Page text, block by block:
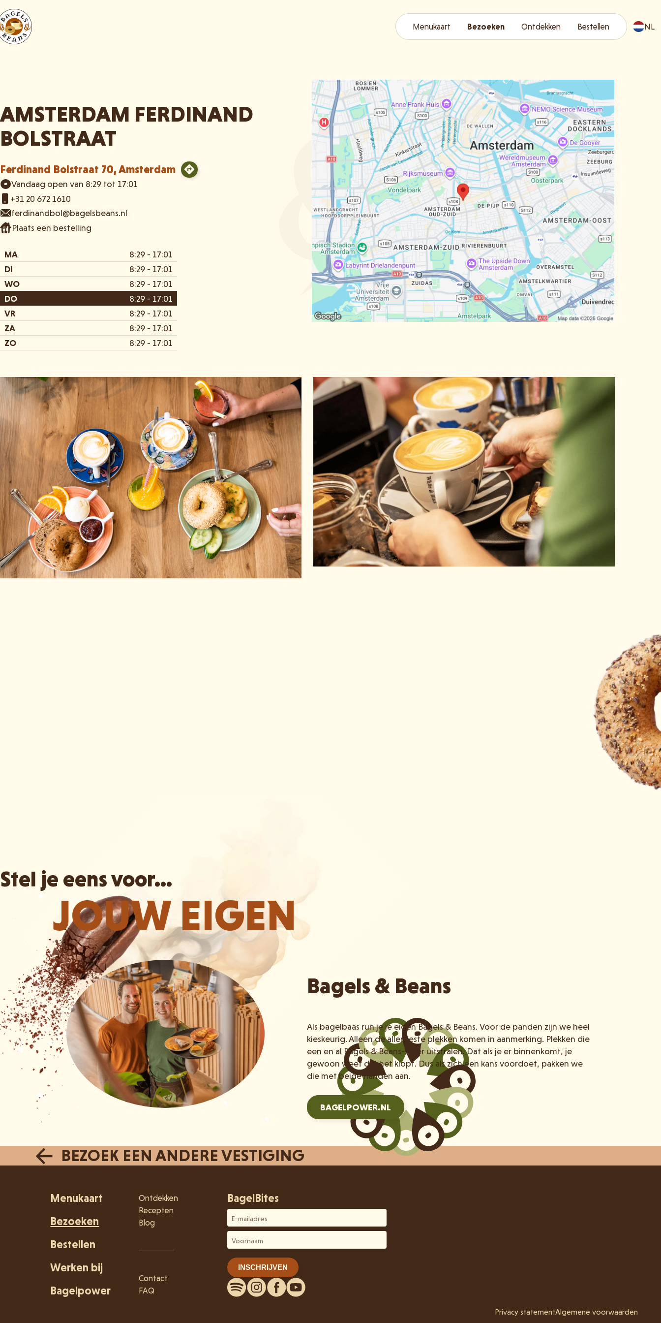
Menukaart Bezoeken Ontdekken Bestellen NL
AMSTERDAM FERDINAND
BOLSTRAAT
Ferdinand Bolstraat 70, Amsterdam
Vandaag open van 8:29 tot 17:01
+31 20 672 1610
ferdinandbol@bagelsbeans.nl
Plaats een bestelling
MA
8:29 - 17:01
DI
8:29 - 17:01
WO
8:29 - 17:01
DO
8:29 - 17:01
VR
8:29 - 17:01
ZA
8:29 - 17:01
ZO
8:29 - 17:01
Stel je eens voor...
JOUW EIGEN
Bagels & Beans
Als bagelbaas run je je eigen Bagels & Beans. Voor de panden zijn we heel
kieskeurig. Alleen de allerbeste plekken komen in aanmerking. Plekken die
een en al Bagels & Beans-sfeer uitstralen. Dat als je er binnenkomt, je
gewoon weet dat het klopt. Dus als zich een kans voordoet, pakken we
die met beide handen aan.
BAGELPOWER.NL
BEZOEK EEN ANDERE VESTIGING
Menukaart
Bezoeken
Bestellen
Werken bij
Bagelpower
Ontdekken
Recepten
Blog
Contact
FAQ
BagelBites
Privacy statementAlgemene voorwaarden